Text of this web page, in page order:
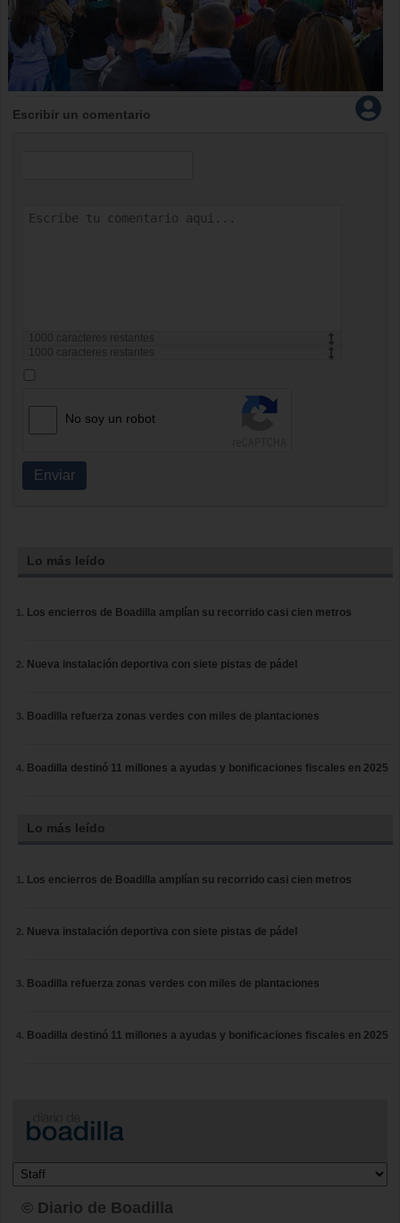
Escribir un comentario
caracteres restantes
caracteres restantes
No soy un robot
Enviar
Lo más leído
Los encierros de Boadilla amplían su recorrido casi cien metros
Nueva instalación deportiva con siete pistas de pádel
Boadilla refuerza zonas verdes con miles de plantaciones
Boadilla destinó 11 millones a ayudas y bonificaciones fiscales en 2025
Lo más leído
Los encierros de Boadilla amplían su recorrido casi cien metros
Nueva instalación deportiva con siete pistas de pádel
Boadilla refuerza zonas verdes con miles de plantaciones
Boadilla destinó 11 millones a ayudas y bonificaciones fiscales en 2025
© Diario de Boadilla